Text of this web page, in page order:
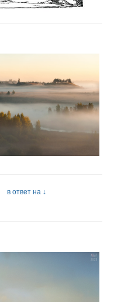
в ответ на ↓